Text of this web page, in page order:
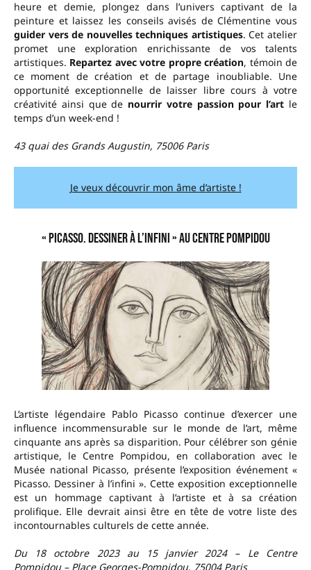
heure et demie, plongez dans l’univers captivant de la
peinture et laissez les conseils avisés de Clémentine vous
guider vers de nouvelles techniques artistiques. Cet atelier
promet une exploration enrichissante de vos talents
artistiques. Repartez avec votre propre création, témoin de
ce moment de création et de partage inoubliable. Une
opportunité exceptionnelle de laisser libre cours à votre
créativité ainsi que de nourrir votre passion pour l’art le
temps d’un week-end !
43 quai des Grands Augustin, 75006 Paris
Je veux découvrir mon âme d’artiste !
« Picasso. Dessiner à l’infini » au Centre Pompidou
L’artiste légendaire Pablo Picasso continue d’exercer une
influence incommensurable sur le monde de l’art, même
cinquante ans après sa disparition. Pour célébrer son génie
artistique, le Centre Pompidou, en collaboration avec le
Musée national Picasso, présente l’exposition événement «
Picasso. Dessiner à l’infini ». Cette exposition exceptionnelle
est un hommage captivant à l’artiste et à sa création
prolifique. Elle devrait ainsi être en tête de votre liste des
incontournables culturels de cette année.
Du 18 octobre 2023 au 15 janvier 2024– Le Centre
Pompidou – Place Georges-Pompidou, 75004 Paris